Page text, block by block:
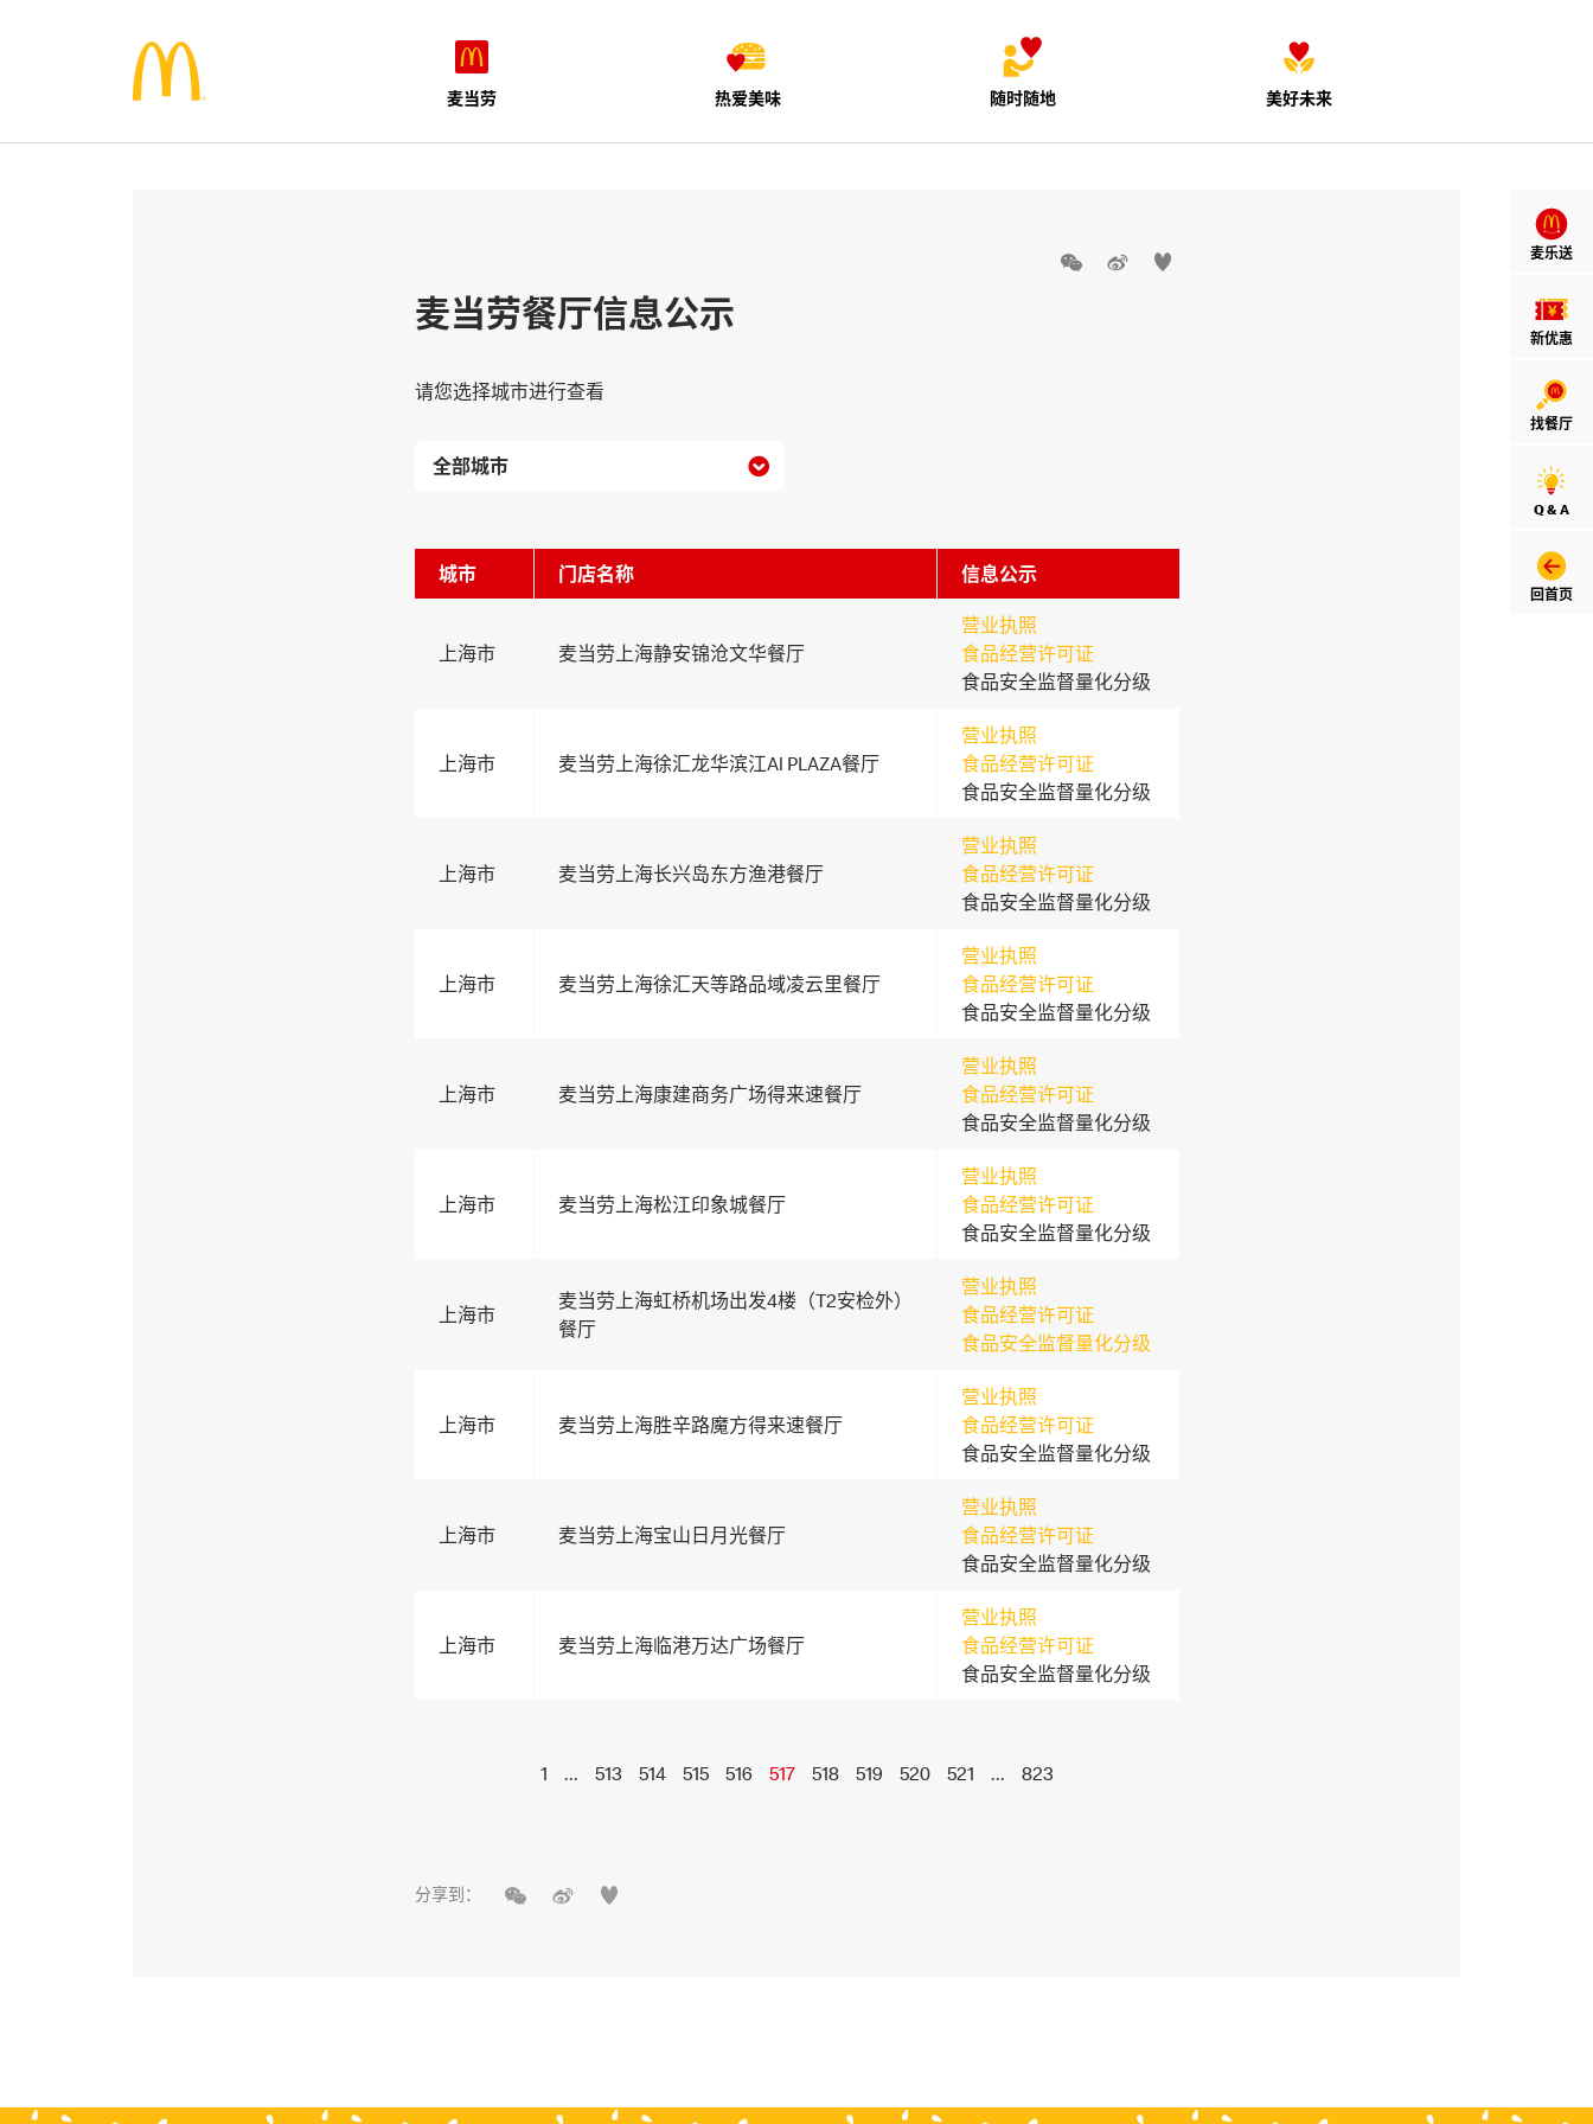
麦当劳 热爱美味 随时随地 美好未来
麦乐送
新优惠
找餐厅
Q & A
回首页
  
麦当劳餐厅信息公示
请您选择城市进行查看

城市 门店名称 信息公示
上海市 麦当劳上海静安锦沧文华餐厅
营业执照
食品经营许可证
食品安全监督量化分级
上海市 麦当劳上海徐汇龙华滨江Al PLAZA餐厅
营业执照
食品经营许可证
食品安全监督量化分级
上海市 麦当劳上海长兴岛东方渔港餐厅
营业执照
食品经营许可证
食品安全监督量化分级
上海市 麦当劳上海徐汇天等路品域凌云里餐厅
营业执照
食品经营许可证
食品安全监督量化分级
上海市 麦当劳上海康建商务广场得来速餐厅
营业执照
食品经营许可证
食品安全监督量化分级
上海市 麦当劳上海松江印象城餐厅
营业执照
食品经营许可证
食品安全监督量化分级
上海市
麦当劳上海虹桥机场出发4楼（T2安检外）
餐厅
营业执照
食品经营许可证
食品安全监督量化分级
上海市 麦当劳上海胜辛路魔方得来速餐厅
营业执照
食品经营许可证
食品安全监督量化分级
上海市 麦当劳上海宝山日月光餐厅
营业执照
食品经营许可证
食品安全监督量化分级
上海市 麦当劳上海临港万达广场餐厅
营业执照
食品经营许可证
食品安全监督量化分级
1 ... 513 514 515 516 517 518 519 520 521 ... 823
分享到：   